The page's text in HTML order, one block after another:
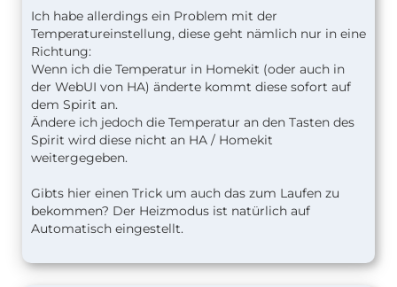
Ich habe allerdings ein Problem mit der
Temperatureinstellung, diese geht nämlich nur in eine
Richtung:
Wenn ich die Temperatur in Homekit (oder auch in
der WebUI von HA) änderte kommt diese sofort auf
dem Spirit an.
Ändere ich jedoch die Temperatur an den Tasten des
Spirit wird diese nicht an HA / Homekit
weitergegeben.
Gibts hier einen Trick um auch das zum Laufen zu
bekommen? Der Heizmodus ist natürlich auf
Automatisch eingestellt.